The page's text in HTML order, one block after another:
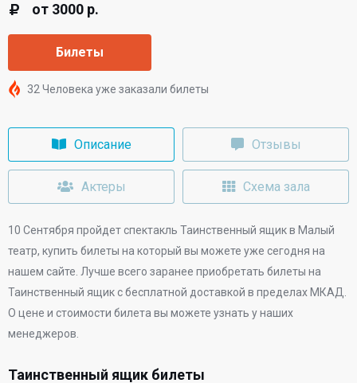
от 3000 р.
Билеты
32 Человека уже заказали билеты
Описание Отзывы
Актеры Схема зала
10 Сентября пройдет спектакль Таинственный ящик в Малый
театр, купить билеты на который вы можете уже сегодня на
нашем сайте. Лучше всего заранее приобретать билеты на
Таинственный ящик с бесплатной доставкой в пределах МКАД.
О цене и стоимости билета вы можете узнать у наших
менеджеров.
Таинственный ящик билеты